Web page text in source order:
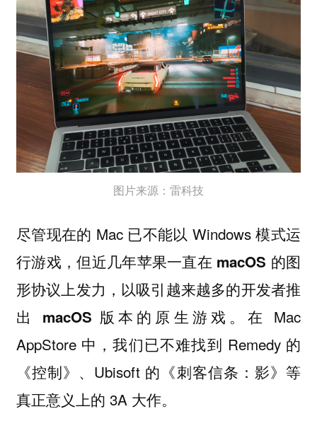
图片来源：雷科技
尽管现在的 Mac 已不能以 Windows 模式运
行游戏，但近几年苹果一直在 macOS 的图
形协议上发力，以吸引越来越多的开发者推
出 macOS 版本的原生游戏。 在 Mac
AppStore 中，我们已不难找到 Remedy 的
《控制》、Ubisoft 的《刺客信条：影》等
真正意义上的 3A 大作。